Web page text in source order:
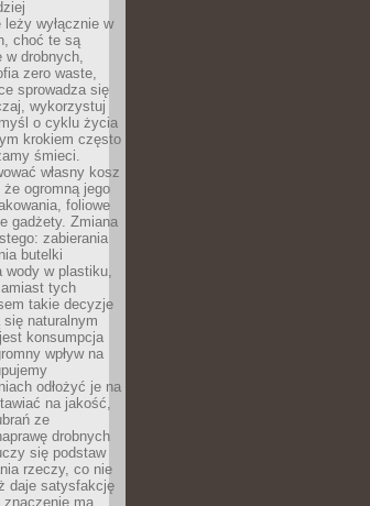
wyłącznie w
choć te są
w drobnych,
zero waste,
sprowadza się
wykorzystuj
o cyklu życia
krokiem często
śmieci.
własny kosz
ogromną jego
foliowe
gadżety. Zmiana
zabierania
butelki
wody w plastiku,
tych
takie decyzje
naturalnym
konsumpcja
wpływ na
odłożyć je na
na jakość,
ze
drobnych
się podstaw
rzeczy, co nie
daje satysfakcję
znaczenie ma